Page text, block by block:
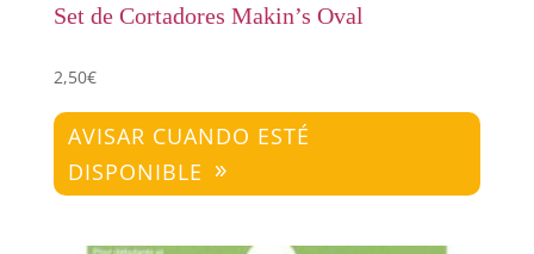
Set de Cortadores Makin’s Oval
2,50€
AVISAR CUANDO ESTÉ
DISPONIBLE